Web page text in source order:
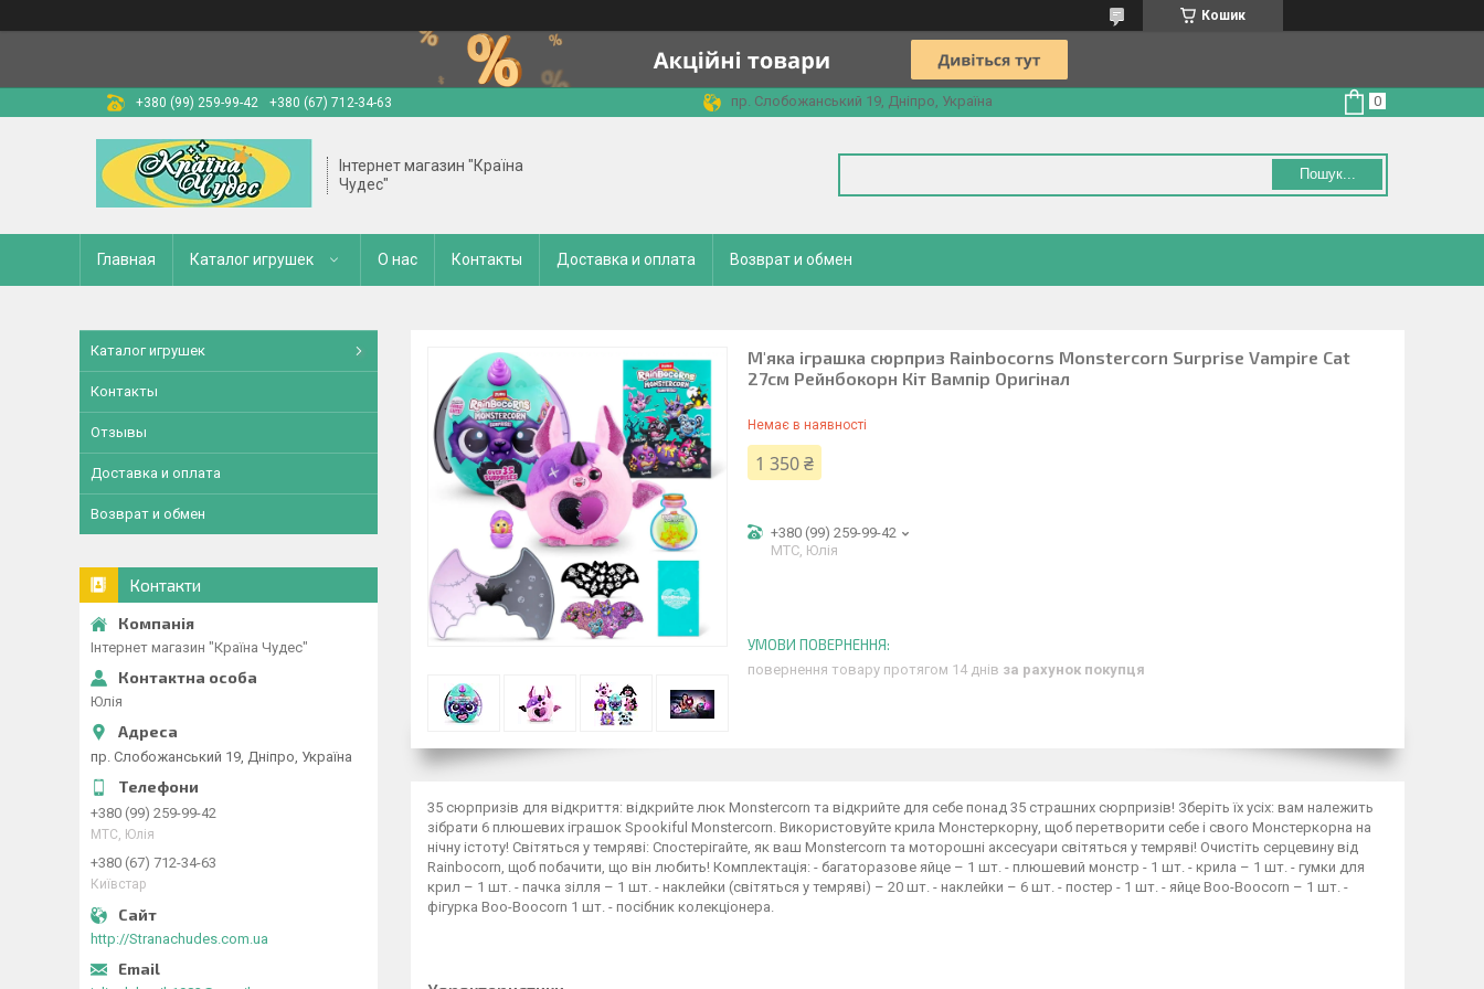
Кошик
+380 (99) 259-99-42 +380 (67) 712-34-63 пр. Слобожанський 19, Дніпро, Україна
Інтернет магазин "Країна
Чудес"
Пошук...
Главная Каталог игрушек О нас Контакты Доставка и оплата Возврат и обмен
М'яка іграшка сюрприз Rainbocorns Monstercorn Surprise Vampire Cat
27см Рейнбокорн Кіт Вампір Оригінал
Немає в наявності
1 350 ₴
+380 (99) 259-99-42
МТС, Юлія
повернення товару протягом 14 днів за рахунок покупця
35 сюрпризів для відкриття: відкрийте люк Monstercorn та відкрийте для себе понад 35 страшних сюрпризів! Зберіть їх усіх: вам належить
зібрати 6 плюшевих іграшок Spookiful Monstercorn. Використовуйте крила Монстеркорну, щоб перетворити себе і свого Монстеркорна на
нічну істоту! Світяться у темряві: Спостерігайте, як ваш Monstercorn та моторошні аксесуари світяться у темряві! Очистіть серцевину від
Rainbocorn, щоб побачити, що він любить! Комплектація: - багаторазове яйце – 1 шт. - плюшевий монстр - 1 шт. - крила – 1 шт. - гумки для
крил – 1 шт. - пачка зілля – 1 шт. - наклейки (світяться у темряві) – 20 шт. - наклейки – 6 шт. - постер - 1 шт. - яйце Boo-Boocorn – 1 шт. -
фігурка Boo-Boocorn 1 шт. - посібник колекціонера.
Каталог игрушек
Контакты
Отзывы
Доставка и оплата
Возврат и обмен
Контакти
Інтернет магазин "Країна Чудес"
Юлія
пр. Слобожанський 19, Дніпро, Україна
+380 (99) 259-99-42
МТС, Юлія
+380 (67) 712-34-63
Київстар
http://Stranachudes.com.ua